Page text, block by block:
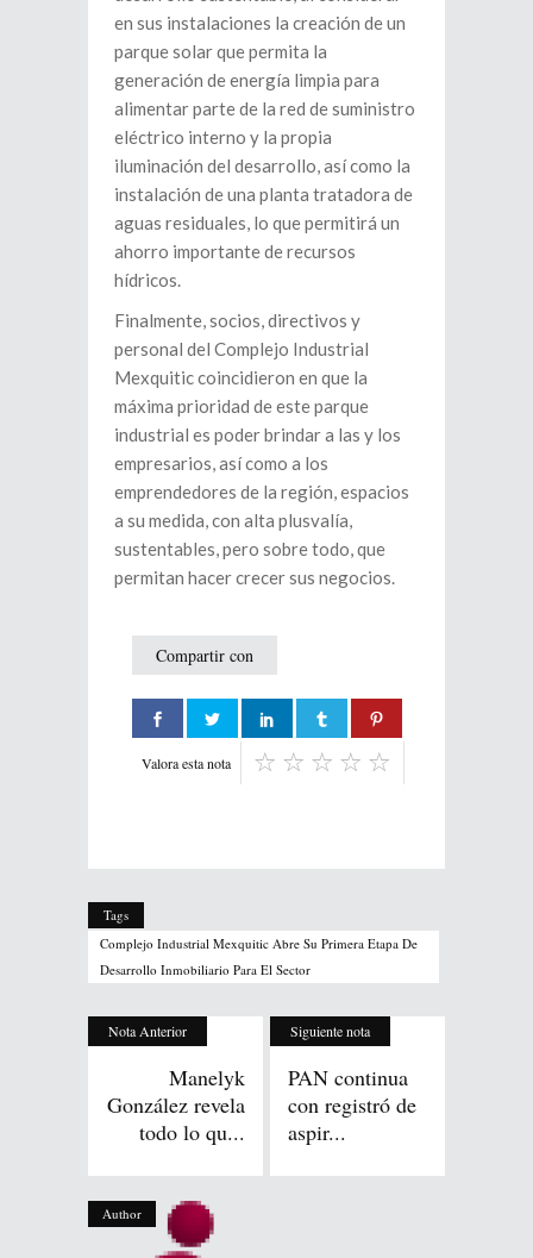
en sus instalaciones la creación de un
parque solar que permita la
generación de energía limpia para
alimentar parte de la red de suministro
eléctrico interno y la propia
iluminación del desarrollo, así como la
instalación de una planta tratadora de
aguas residuales, lo que permitirá un
ahorro importante de recursos
hídricos.
Finalmente, socios, directivos y
personal del Complejo Industrial
Mexquitic coincidieron en que la
máxima prioridad de este parque
industrial es poder brindar a las y los
empresarios, así como a los
emprendedores de la región, espacios
a su medida, con alta plusvalía,
sustentables, pero sobre todo, que
permitan hacer crecer sus negocios.
Compartir con
Valora esta nota
Tags
Complejo Industrial Mexquitic Abre Su Primera Etapa De
Desarrollo Inmobiliario Para El Sector
Nota Anterior
Manelyk
González revela
todo lo qu...
Siguiente nota
PAN continua
con registró de
aspir...
Author